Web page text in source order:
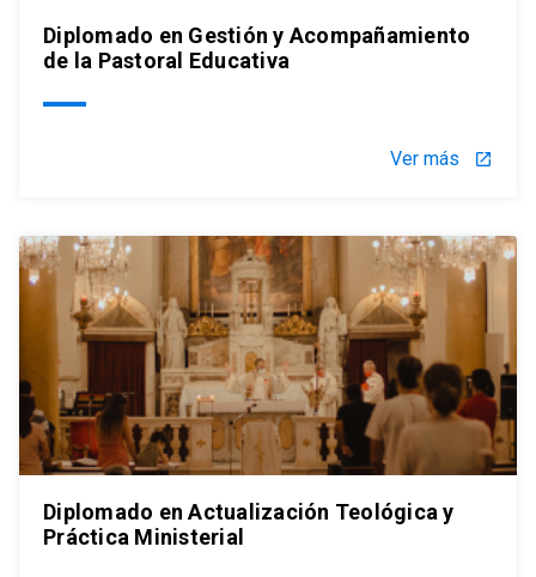
Diplomado en Gestión y Acompañamiento
de la Pastoral Educativa
Ver más launch
Diplomado en Actualización Teológica y
Práctica Ministerial